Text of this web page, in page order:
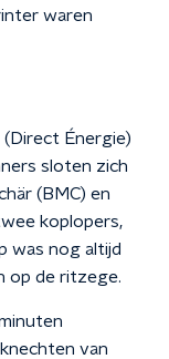
waren
(Direct Énergie)
sloten zich
(BMC) en
koplopers,
was nog altijd
op de ritzege.
van